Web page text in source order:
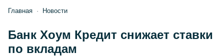
Главная Новости
Банк Хоум Кредит снижает ставки
по вкладам